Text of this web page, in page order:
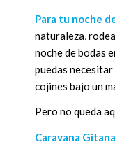
Para tu noche
naturaleza,
noche de bodas
puedas
cojines bajo un
Pero no queda
Caravana Gitana